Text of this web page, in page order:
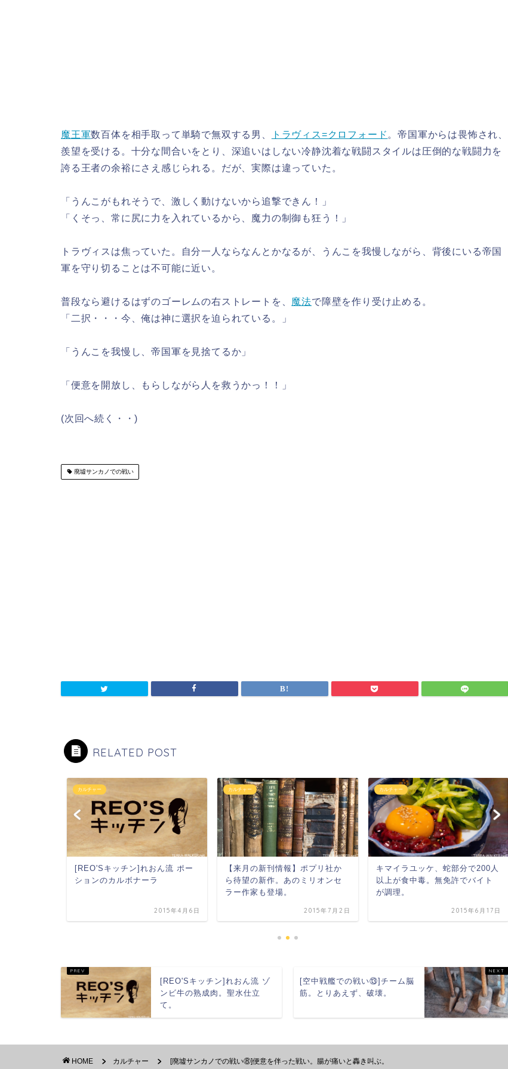
魔王軍数百体を相手取って単騎で無双する男、 トラヴィス=クロフォード 。帝国軍からは畏怖され、
羨望を受ける。十分な間合いをとり、深追いはしない冷静沈着な戦闘スタイルは圧倒的な戦闘力を
誇る王者の余裕にさえ感じられる。だが、実際は違っていた。
「うんこがもれそうで、激しく動けないから追撃できん！」
「くそっ、常に尻に力を入れているから、魔力の制御も狂う！」
トラヴィスは焦っていた。自分一人ならなんとかなるが、うんこを我慢しながら、背後にいる帝国
軍を守り切ることは不可能に近い。
普段なら避けるはずのゴーレムの右ストレートを、 魔法で障壁を作り受け止める。
「二択・・・今、俺は神に選択を迫られている。」
「うんこを我慢し、帝国軍を見捨てるか」
「便意を開放し、もらしながら人を救うかっ！！」
(次回へ続く・・)
廃墟サンカノでの戦い
RELATED POST
カルチャー
[REO'Sキッチン]れおん流 ポー
ションのカルボナーラ
2015年4月6日
カルチャー
【来月の新刊情報】ポプリ社か
ら待望の新作。あのミリオンセ
ラー作家も登場。
2015年7月2日
カルチャー
キマイラユッケ、蛇部分で200人
以上が食中毒。無免許でバイト
が調理。
2015年6月17日
[REO'Sキッチン]れおん流 ゾ
ンビ牛の熟成肉。聖水仕立
て。
[空中戦艦での戦い⑬]チーム脳
筋。とりあえず、破壊。
HOME カルチャー [廃墟サンカノでの戦い⑧]便意を伴った戦い。腸が痛いと轟き叫ぶ。